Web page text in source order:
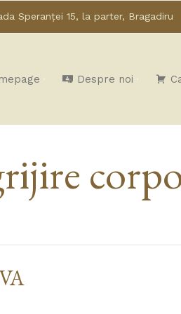
Speranței 15, la parter, Bragadiru
Despre noi